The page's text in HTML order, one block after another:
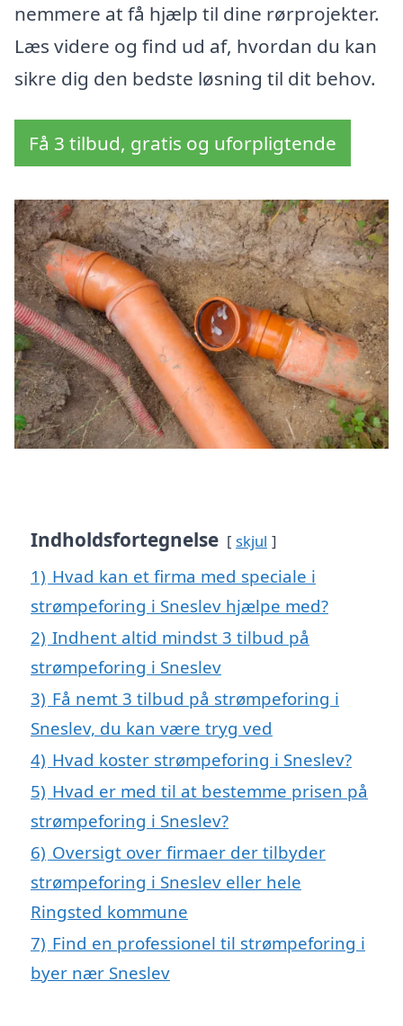
nemmere at få hjælp til dine rørprojekter.
Læs videre og find ud af, hvordan du kan
sikre dig den bedste løsning til dit behov.
Få 3 tilbud, gratis og uforpligtende
Indholdsfortegnelse skjul
1) Hvad kan et firma med speciale i
strømpeforing i Sneslev hjælpe med?
2) Indhent altid mindst 3 tilbud på
strømpeforing i Sneslev
3) Få nemt 3 tilbud på strømpeforing i
Sneslev, du kan være tryg ved
4) Hvad koster strømpeforing i Sneslev?
5) Hvad er med til at bestemme prisen på
strømpeforing i Sneslev?
6) Oversigt over firmaer der tilbyder
strømpeforing i Sneslev eller hele
Ringsted kommune
7) Find en professionel til strømpeforing i
byer nær Sneslev